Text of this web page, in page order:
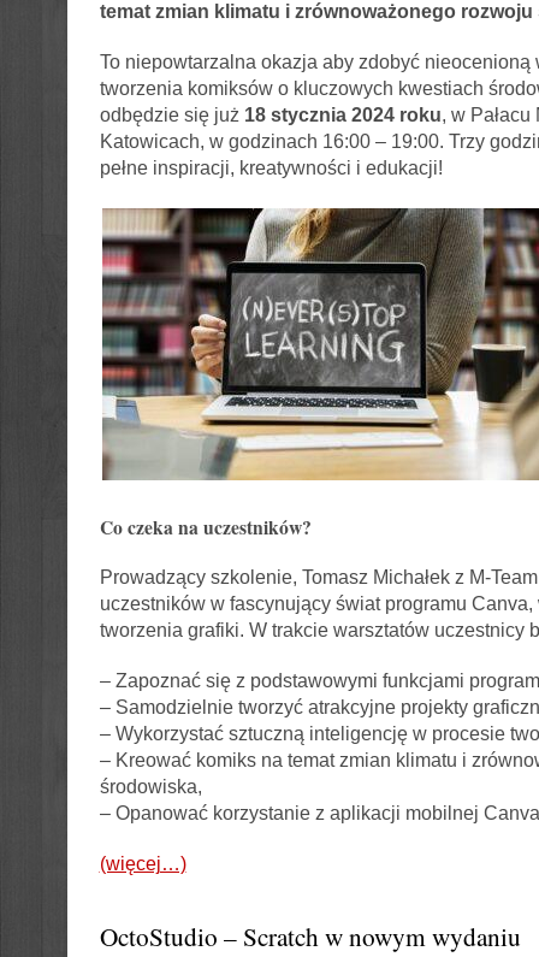
temat zmian klimatu i zrównoważonego
To niepowtarzalna okazja aby zdobyć nieocenioną
tworzenia komiksów o kluczowych kwestiach
odbędzie się już 18 stycznia 2024 roku, w Pałacu
Katowicach, w godzinach 16:00 – 19:00. Trzy
pełne inspiracji, kreatywności i edukacji!
Co czeka na uczestników?
Prowadzący szkolenie, Tomasz Michałek z M-
uczestników w fascynujący świat programu
tworzenia grafiki. W trakcie warsztatów uczestnicy
– Zapoznać się z podstawowymi funkcjami
– Samodzielnie tworzyć atrakcyjne projekty
– Wykorzystać sztuczną inteligencję w procesie
– Kreować komiks na temat zmian klimatu i
środowiska,
– Opanować korzystanie z aplikacji mobilnej
(więcej…)
OctoStudio – Scratch w nowym wydaniu